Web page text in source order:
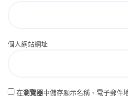
個人網站網址
在瀏覽器中儲存顯示名稱、電子郵件